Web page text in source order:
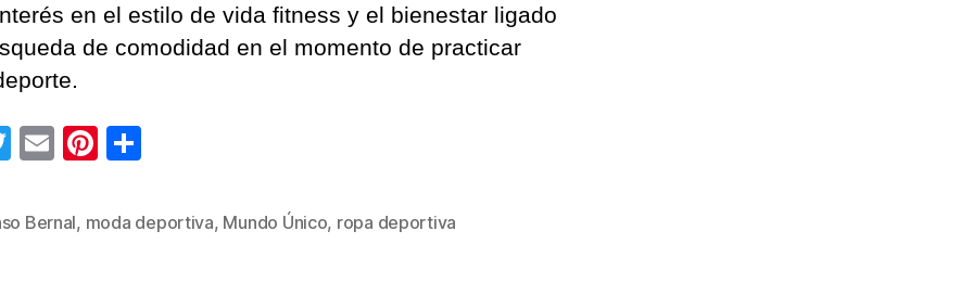
en el estilo de vida fitness y el bienestar ligado
de comodidad en el momento de practicar
T
tt
E
ail
Pi
er m
Bernal, moda deportiva, Mundo Único, ropa deportiva